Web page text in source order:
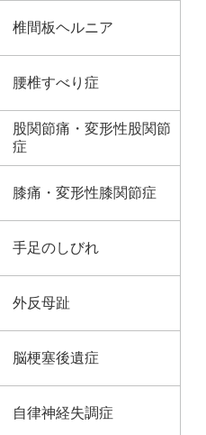
椎間板ヘルニア
腰椎すべり症
股関節痛・変形性股関節
症
膝痛・変形性膝関節症
手足のしびれ
外反母趾
脳梗塞後遺症
自律神経失調症